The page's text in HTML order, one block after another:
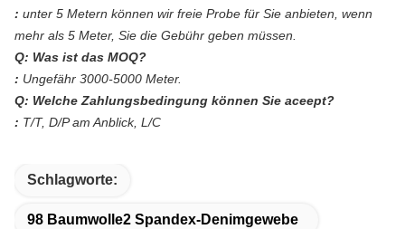
: unter 5 Metern können wir freie Probe für Sie anbieten, wenn
mehr als 5 Meter, Sie die Gebühr geben müssen.
Q: Was ist das MOQ?
: Ungefähr 3000-5000 Meter.
Q: Welche Zahlungsbedingung können Sie aceept?
: T/T, D/P am Anblick, L/C
Schlagworte:
98 Baumwolle2 Spandex-Denimgewebe